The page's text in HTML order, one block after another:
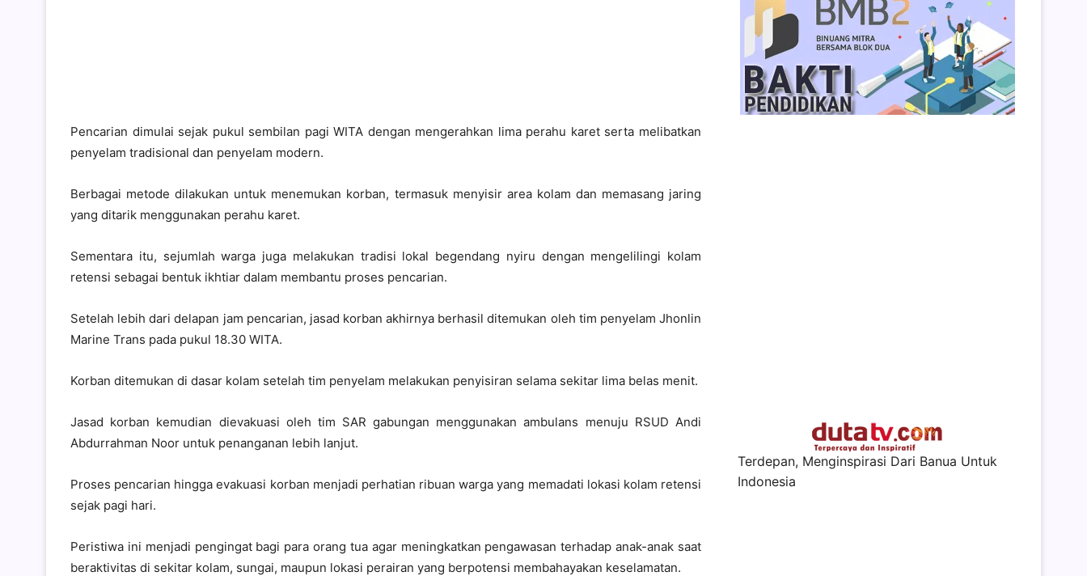
Pencarian dimulai sejak pukul sembilan pagi WITA dengan mengerahkan lima perahu karet serta melibatkan
penyelam tradisional dan penyelam modern.
Berbagai metode dilakukan untuk menemukan korban, termasuk menyisir area kolam dan memasang jaring
yang ditarik menggunakan perahu karet.
Sementara itu, sejumlah warga juga melakukan tradisi lokal begendang nyiru dengan mengelilingi kolam
retensi sebagai bentuk ikhtiar dalam membantu proses pencarian.
Setelah lebih dari delapan jam pencarian, jasad korban akhirnya berhasil ditemukan oleh tim penyelam Jhonlin
Marine Trans pada pukul 18.30 WITA.
Korban ditemukan di dasar kolam setelah tim penyelam melakukan penyisiran selama sekitar lima belas menit.
Jasad korban kemudian dievakuasi oleh tim SAR gabungan menggunakan ambulans menuju RSUD Andi
Abdurrahman Noor untuk penanganan lebih lanjut.
Proses pencarian hingga evakuasi korban menjadi perhatian ribuan warga yang memadati lokasi kolam retensi
sejak pagi hari.
Peristiwa ini menjadi pengingat bagi para orang tua agar meningkatkan pengawasan terhadap anak-anak saat
beraktivitas di sekitar kolam, sungai, maupun lokasi perairan yang berpotensi membahayakan keselamatan.
Terdepan, Menginspirasi Dari Banua Untuk
Indonesia